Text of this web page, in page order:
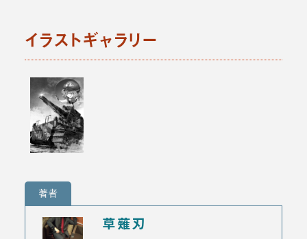
イラストギャラリー
著者
草薙刃